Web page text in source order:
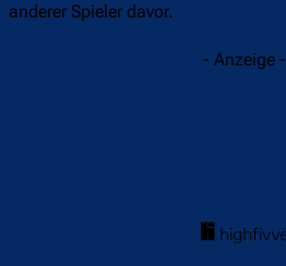
anderer Spieler davor.
- Anzeige -